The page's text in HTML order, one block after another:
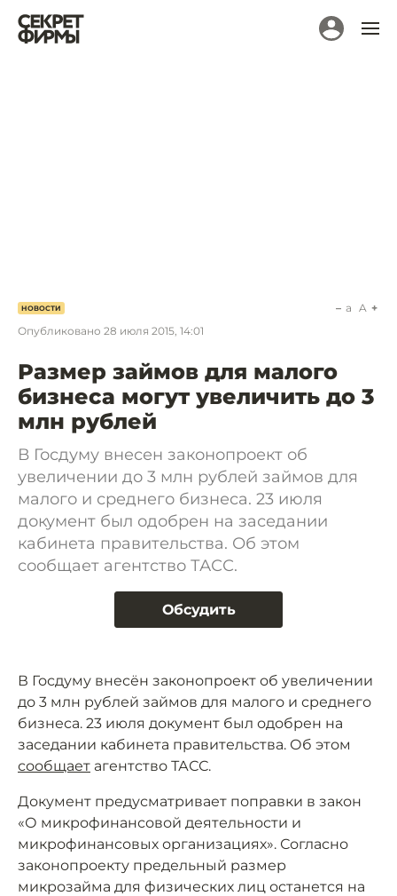
НОВОСТИ
Опубликовано 28 июля 2015, 14:01
a A
Размер займов для малого
бизнеса могут увеличить до 3
млн рублей
В Госдуму внесен законопроект об
увеличении до 3 млн рублей займов для
малого и среднего бизнеса. 23 июля
документ был одобрен на заседании
кабинета правительства. Об этом
сообщает агентство ТАСС.
Обсудить
В Госдуму внесён законопроект об увеличении
до 3 млн рублей займов для малого и среднего
бизнеса. 23 июля документ был одобрен на
заседании кабинета правительства. Об этом
сообщает агентство ТАСС.
Документ предусматривает поправки в закон
«О микрофинансовой деятельности и
микрофинансовых организациях». Согласно
законопроекту предельный размер
микрозайма для физических лиц останется на